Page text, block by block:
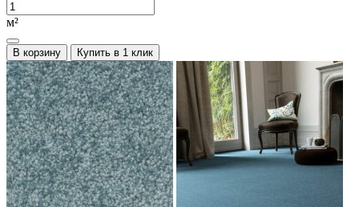
м²
В корзину Купить в 1 клик